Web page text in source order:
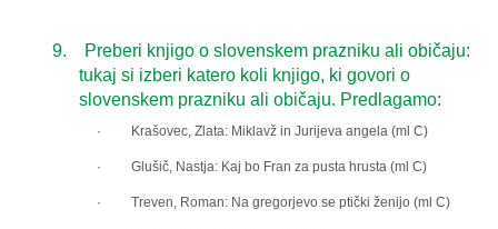
9.
Preberi knjigo o slovenskem prazniku ali običaju:
tukaj si izberi katero koli knjigo, ki govori o
slovenskem prazniku ali običaju. Predlagamo:
· Krašovec, Zlata: Miklavž in Jurijeva angela (ml C)
· Glušič, Nastja: Kaj bo Fran za pusta hrusta (ml C)
· Treven, Roman: Na gregorjevo se ptički ženijo (ml C)